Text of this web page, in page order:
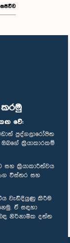
වේ:
පුද්ගලාරෝපිත
ක්‍රියාකාරකම්
ක්‍රියාකාරීත්වය
විස්තර සහ
වැඩිදියුණු කිරීම
ඒ සඳහා
නිර්නාමික දත්ත